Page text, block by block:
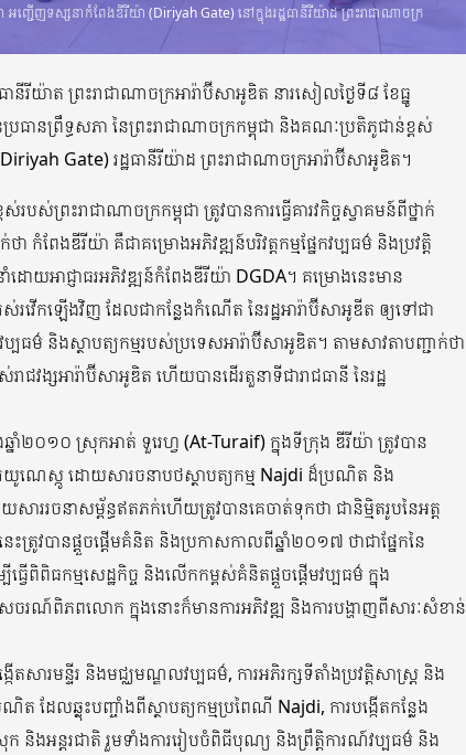
អញ្ជើញទស្សនាកំពែងឌីរីយ៉ា (Diriyah Gate) នៅក្នុងរដ្ឋធានីរីយ៉ាដ ព្រះរា​ជា​ណា​ចក្រ​
ានីរីយ៉ាត ព្រះរាជាណាចក្រអារ៉ាប៊ីសាអូឌិត នារសៀលថ្ងៃទី៨ ខែធ្នូ
ានព្រឹទ្ធសភា នៃព្រះរាជាណាចក្រកម្ពុជា និងគណៈប្រតិភូជាន់ខ្ពស់
Gate) រដ្ឋធានីរីយ៉ាដ ព្រះរាជាណាចក្រអារ៉ាប៊ីសាអូឌិត។
ព្រះរាជាណាចក្រកម្ពុជា ត្រូវបានការធ្វើគារវកិច្ចស្វាគមន៍ពីថ្នាក់
ពែងឌីរីយ៉ា គឺជាគម្រោងអភិវឌ្ឍន៍បរិវត្តកម្មផ្នែកវប្បធម៌ និងប្រវត្តិ
ោយអាជ្ញាធរអភិវឌ្ឍន៍កំពែងឌីរីយ៉ា DGDA។ គម្រោងនេះមាន
រវើកឡើងវិញ ដែលជាកន្លែងកំណើត នៃរដ្ឋអារ៉ាប៊ីសាអូឌីត ឲ្យទៅជា
ម៌ និងស្ថាបត្យកម្មរបស់ប្រទេសអារ៉ាប៊ីសាអូឌិត។ តាមសាវតាបញ្ជាក់ថា
ជវង្សអារ៉ាប៊ីសាអូឌិត ហើយបានដើរតួនាទីជារាជធានី នៃរដ្ឋ
២០១០ ស្រុកអាត់ ទួរេហ្វ (At-Turaif) ក្នុងទីក្រុង ឌីរីយ៉ា ត្រូវបាន
ណេស្កូ ដោយសារចនាបថស្ថាបត្យកម្ម Najdi ដ៏ប្រណិត និង
ាររចនាសម្ព័ន្ធឥតភក់ហើយត្រូវបានគេចាត់ទុកថា ជានិម្មិតរូបនៃអត្ត
វបានផ្តួចផ្តើមគំនិត និងប្រកាសកាលពីឆ្នាំ២០១៧ ថាជាផ្នែកនៃ
ើពិពិធកម្មសេដ្ឋកិច្ច និងលើកកម្ពស់គំនិតផ្តួចផ្តើមវប្បធម៌ ក្នុង
ណ៍ពិភពលោក ក្នុងនោះក៏មានការអភិវឌ្ឍ និងការបង្ហាញពីសារៈសំខាន់
ើតសារមន្ទីរ និងមជ្ឈមណ្ឌលវប្បធម៌, ការអភិរក្សទីតាំងប្រវត្តិសាស្រ្ត និង
ដែលឆ្លុះបញ្ចាំងពីស្ថាបត្យកម្មប្រពៃណី Najdi, ការបង្កើតកន្លែង
ក និងអន្តរជាតិ រួមទាំងការរៀបចំពិធីបុណ្យ និងព្រឹត្តិការណ៍វប្បធម៌ និង